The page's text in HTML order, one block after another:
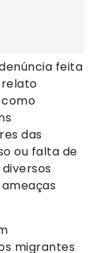
feita
relato
das
ou falta de
migrantes